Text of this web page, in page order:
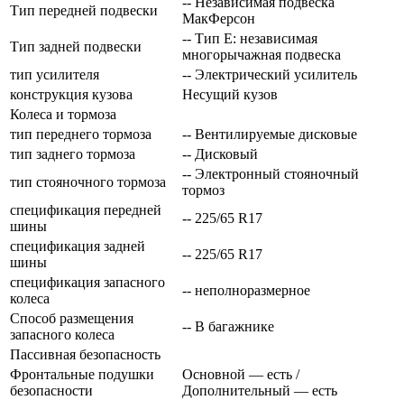
Тип передней подвески
МакФерсон
Тип задней подвески
-- Тип E: независимая
многорычажная подвеска
тип усилителя
-- Электрический усилитель
конструкция кузова
Несущий кузов
Колеса и тормоза
тип переднего тормоза
-- Вентилируемые дисковые
тип заднего тормоза
-- Дисковый
тип стояночного тормоза
-- Электронный стояночный
тормоз
спецификация передней
шины
-- 225/65 R17
спецификация задней
шины
-- 225/65 R17
спецификация запасного
колеса
-- неполноразмерное
Способ размещения
запасного колеса
-- В багажнике
Пассивная безопасность
Фронтальные подушки
безопасности
Основной — есть /
Дополнительный — есть